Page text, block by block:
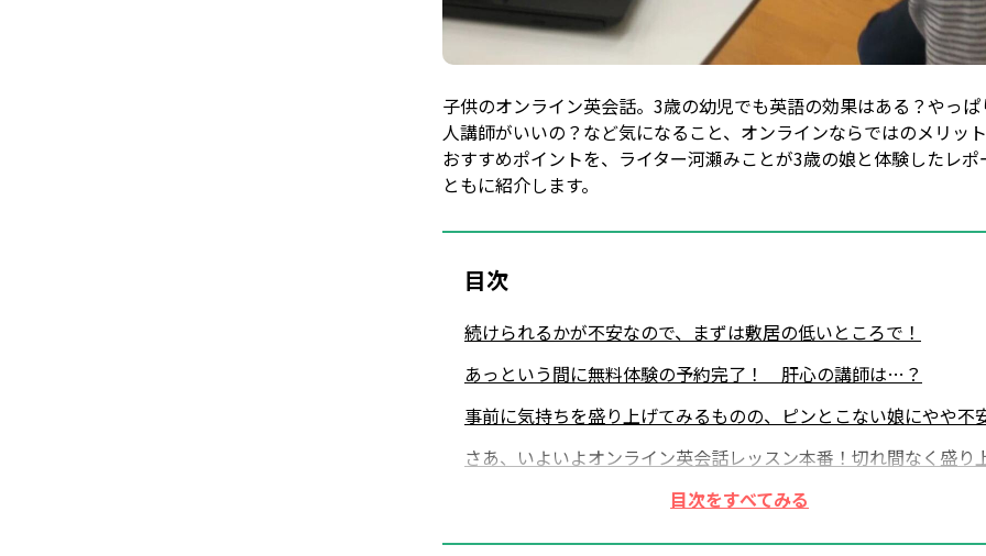
子供のオンライン英会話。3歳の幼児でも英語の効果はある？やっ
人講師がいいの？など気になること、オンラインならではのメリッ
おすすめポイントを、ライター河瀬みことが3歳の娘と体験したレポ
ともに紹介します。
目次
続けられるかが不安なので、まずは敷居の低いところで！
あっという間に無料体験の予約完了！ 肝心の講師は…？
事前に気持ちを盛り上げてみるものの、ピンとこない娘にやや
さあ、いよいよオンライン英会話レッスン本番！切れ間なく盛り